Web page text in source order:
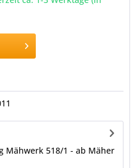
Mähwerk 518/1 - ab Mäher